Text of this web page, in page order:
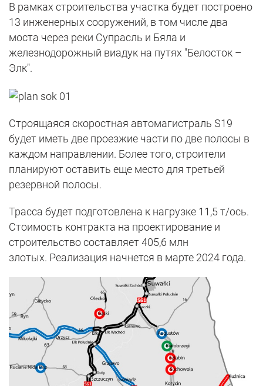
В рамках строительства участка будет построено
13 инженерных сооружений, в том числе два
моста через реки Супрасль и Бяла и
железнодорожный виадук на путях "Белосток –
Элк".
Строящаяся скоростная автомагистраль S19
будет иметь две проезжие части по две полосы в
каждом направлении. Более того, строители
планируют оставить еще место для третьей
резервной полосы.
Трасса будет подготовлена ​​к нагрузке 11,5 т/ось.
Стоимость контракта на проектирование и
строительство составляет 405,6 млн
злотых. Реализация начнется в марте 2024 года.